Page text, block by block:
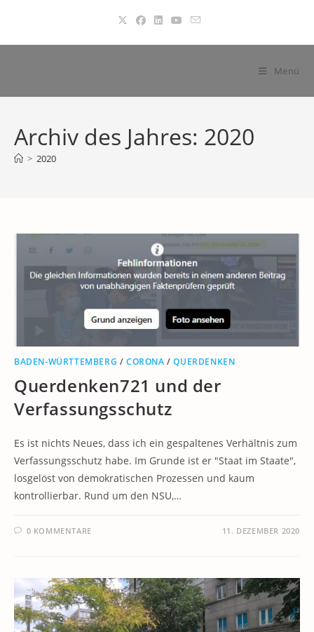
springen
Menü
Archiv des Jahres: 2020
> 2020
BADEN-WÜRTTEMBERG /CORONA /QUERDENKEN
Querdenken721 und der
Verfassungsschutz
Es ist nichts Neues, dass ich ein gespaltenes Verhältnis zum
Verfassungsschutz habe. Im Grunde ist er "Staat im Staate",
losgelöst von demokratischen Prozessen und kaum
kontrollierbar. Rund um den NSU,…
0 KOMMENTARE 11. DEZEMBER 2020